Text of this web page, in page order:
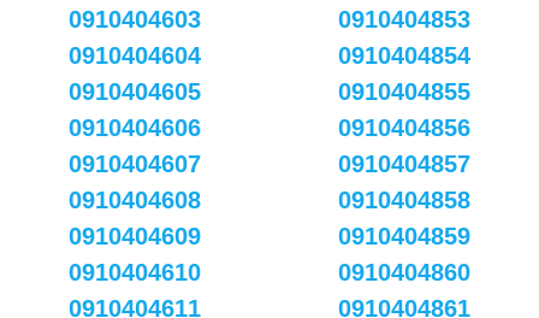
0910404603
0910404604
0910404605
0910404606
0910404607
0910404608
0910404609
0910404610
0910404611
0910404853
0910404854
0910404855
0910404856
0910404857
0910404858
0910404859
0910404860
0910404861